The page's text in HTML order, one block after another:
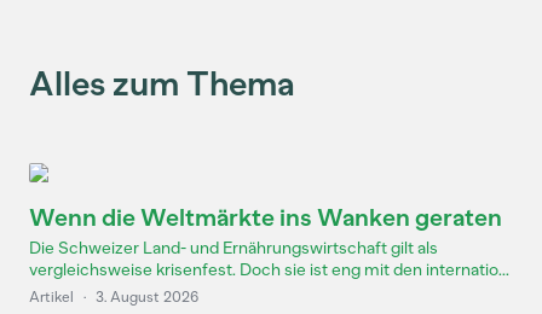
Alles zum Thema
Wenn die Weltmärkte ins Wanken geraten
Die Schweizer Land- und Ernährungswirtschaft gilt als
vergleichsweise krisenfest. Doch sie ist eng mit den internatio...
Artikel · 3. August 2026